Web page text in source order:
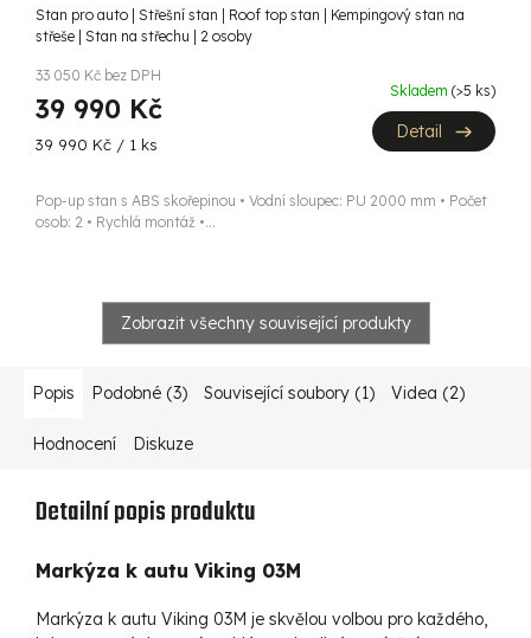
Stan pro auto | Střešní stan | Roof top stan | Kempingový stan na
střeše | Stan na střechu | 2 osoby
33 050 Kč bez DPH
39 990 Kč
Měrná
39 990 Kč / 1 ks
Skladem (>5 ks)
Detail
Pop-up stan s ABS skořepinou • Vodní sloupec: PU 2000 mm • Počet
osob: 2 • Rychlá montáž •...
Zobrazit všechny související produkty
Popis Podobné (3) Související soubory (1) Videa (2)
Hodnocení Diskuze
Detailní popis produktu
Markýza k autu Viking 03M
Markýza k autu Viking 03M je skvělou volbou pro každého,